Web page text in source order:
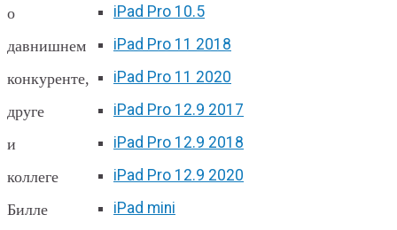
iPad Pro 10.5
iPad Pro 11 2018
iPad Pro 11 2020
iPad Pro 12.9 2017
iPad Pro 12.9 2018
iPad Pro 12.9 2020
iPad mini
о
давнишнем
конкуренте,
друге
и
коллеге
Билле